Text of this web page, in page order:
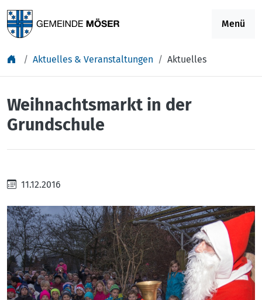
Menü
Aktuelles & Veranstaltungen Aktuelles
Weihnachtsmarkt in der
Grundschule
11.12.2016